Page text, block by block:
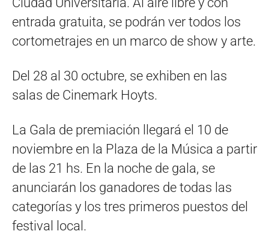
entrada gratuita, se podrán ver todos los
cortometrajes en un marco de show y arte.
Del 28 al 30 octubre, se exhiben en las
salas de Cinemark Hoyts.
La Gala de premiación llegará el 10 de
noviembre en la Plaza de la Música a partir
de las 21 hs. En la noche de gala, se
anunciarán los ganadores de todas las
categorías y los tres primeros puestos del
festival local.